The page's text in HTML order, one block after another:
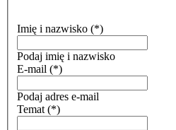
Imię i nazwisko (*)
Podaj imię i nazwisko
E-mail (*)
Podaj adres e-mail
Temat (*)